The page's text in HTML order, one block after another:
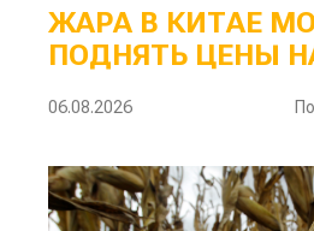
ЖАРА В КИТАЕ
ПОДНЯТЬ ЦЕНЫ
06.08.2026